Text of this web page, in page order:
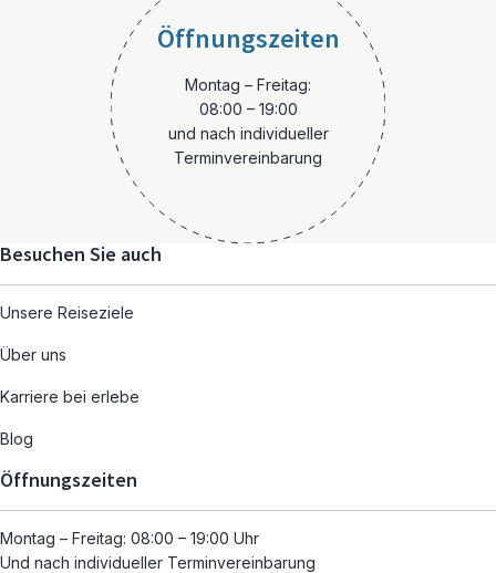
Öffnungszeiten
Montag – Freitag:
08:00 – 19:00
und nach individueller
Terminvereinbarung
Besuchen Sie auch
Unsere Reiseziele
Über uns
Karriere bei erlebe
Blog
Öffnungszeiten
Montag – Freitag: 08:00 – 19:00 Uhr
Und nach individueller Terminvereinbarung